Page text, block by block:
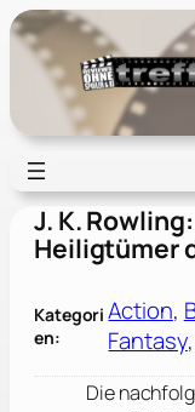
Zum
Inhalt
springen
J. K.
Heiligtümer
Kategori
en:
Action,
Fantasy,
Die